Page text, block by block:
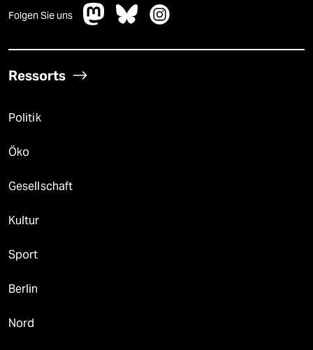
Folgen Sie uns
Ressorts
Politik
Öko
Gesellschaft
Kultur
Sport
Berlin
Nord